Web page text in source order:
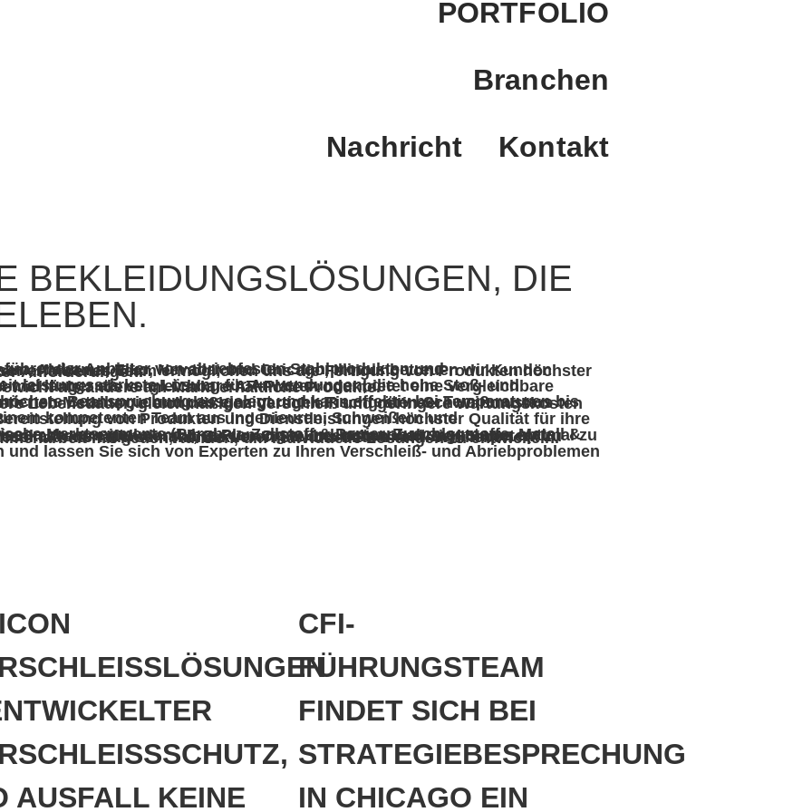
PORTFOLIO
Branchen
Nachricht Kontakt
BEKLEIDUNGSLÖSUNGEN, DIE
uns die Fertigung von Produkten höchster Qualität und die Erfüllung selbst anspruchsvollster Anforderungen.
vergleichbare AR-Platten oder bietet eine vergleichbare Lebensdauer bei einem um 25-501T geringeren Gewicht als andere am Markt erhältliche Produkte.
Unsere Spezialisten in ganz Nordamerika freuen sich darauf, Sie vor Ort zu besuchen und Sie kompetent zu beraten. Sollte Ihr Unternehmen nicht in einem dieser Märkte tätig sein, kontaktieren Sie uns bitte direkt. Wir lieben Herausforderungen und freuen uns auf die Zusammenarbeit mit neuen Kunden, um individuelle Lösungen zu entwickeln.
AUSFALL KEINE
CFI-
FÜHRUNGSTEAM
FINDET SICH BEI
STRATEGIEBESPRECHUNG
IN CHICAGO EIN